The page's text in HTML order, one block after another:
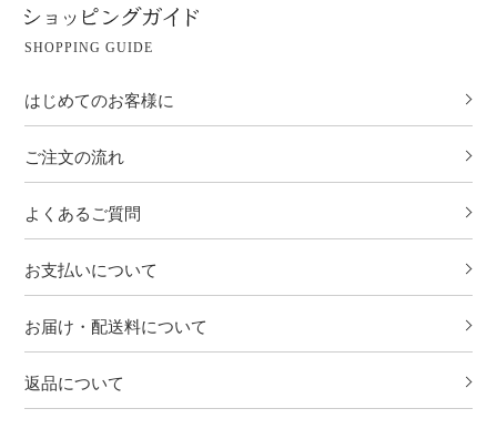
SHOPPING GUIDE
はじめてのお客様に
ご注文の流れ
よくあるご質問
お支払いについて
お届け・配送料について
返品について